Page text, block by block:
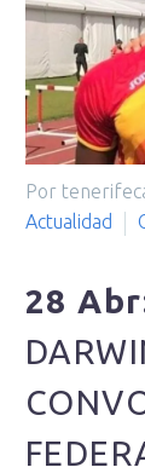
Por
Actualidad
28